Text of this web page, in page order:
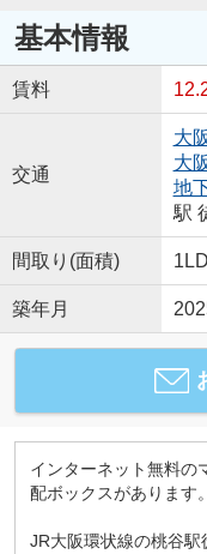
基本情報
賃料
交通
大
大
地
駅
間取り(面積)
築年月
インターネット無料の
配ボックスがあります。
JR大阪環状線の桃谷